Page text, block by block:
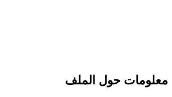
معلومات حول الملف